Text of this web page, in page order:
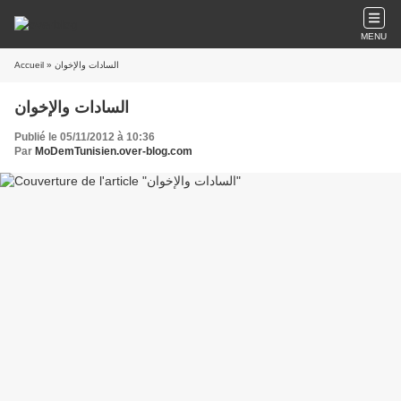
MENU
Accueil » السادات والإخوان
السادات والإخوان
Publié le 05/11/2012 à 10:36
Par MoDemTunisien.over-blog.com